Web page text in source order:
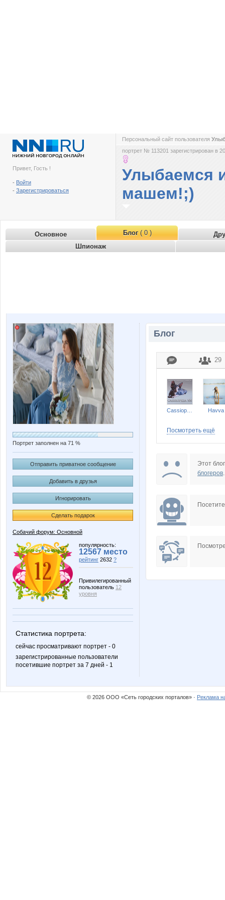
Привет, Гость !
- Войти
- Зарегистрироваться
Персональный сайт пользователя
портрет № 113201 зарегистрирован в
Улыбаемся
машем!;)
Основное Блог( 0 )
Шпионаж
Портрет заполнен на 71 %
Отправить приватное сообщение
Добавить в друзья
Игнорировать
Сделать подарок
Собачий форум: Основной
популярность:
12567 место
рейтинг 2632 ?
Привилегированный
пользователь 12
уровня
Статистика портрета:
сейчас просматривают портрет - 0
зарегистрированные пользователи
посетившие портрет за 7 дней - 1
Блог
29
Havva
sizyadze
ЛавИз
Посмотреть ещё
Этот
блогеров.
© 2026 ООО «Сеть городских порталов» · Реклама